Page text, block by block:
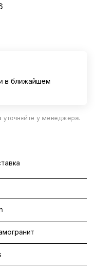
в ближайшем
уточняйте у менеджера.